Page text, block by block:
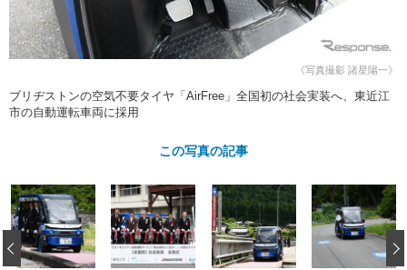
フィルム・ラッピング
ストップ 不具合修理＆粗悪修理
カーメーカー「旧車」関連プロジェ
ショップ紹介
ショップレポート
レストア
カーメーカー「旧車」関連プロジ
ェクト
コラム
イベント
《写真撮影 諸星陽一》
ブリヂストンの空気不要タイヤ「AirFree」全国初の社会実装へ、東近江
市の自動運転車両に採用
この写真の記事
‹